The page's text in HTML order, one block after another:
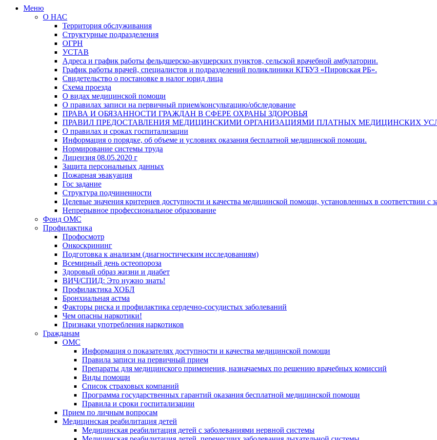
Меню
О НАС
Территория обслуживания
Структурные подразделения
ОГРН
УСТАВ
Адреса и график работы фельдшерско-акушерских пунктов, сельской врачебной амбулатории.
График работы врачей, специалистов и подразделений поликлиники КГБУЗ «Пировская РБ».
Свидетельство о постановке в налог юрид лица
Схема проезда
О видах медицинской помощи
О правилах записи на первичный прием/консультацию/обследование
ПРАВА И ОБЯЗАННОСТИ ГРАЖДАН В СФЕРЕ ОХРАНЫ ЗДОРОВЬЯ
ПРАВИЛ ПРЕДОСТАВЛЕНИЯ МЕДИЦИНСКИМИ ОРГАНИЗАЦИЯМИ ПЛАТНЫХ МЕДИЦИНСКИХ
О правилах и сроках госпитализации
Информация о порядке, об объеме и условиях оказания бесплатной медицинской помощи.
Нормирование системы труда
Лицензия 08.05.2020 г
Защита персональных данных
Пожарная эвакуация
Гос задание
Структура подчиненности
Целевые значения критериев доступности и качества медицинской помощи, установленных в соответствии с
Непрерывное профессиональное образование
Фонд ОМС
Профилактика
Профосмотр
Онкоскрининг
Подготовка к анализам (диагностическим исследованиям)
Всемирный день остеопороза
Здоровый образ жизни и диабет
ВИЧ/СПИД: Это нужно знать!
Профилактика ХОБЛ
Бронхиальная астма
Факторы риска и профилактика сердечно-сосудистых заболеваний
Чем опасны наркотики!
Признаки употребления наркотиков
Гражданам
ОМС
Информация о показателях доступности и качества медицинской помощи
Правила записи на первичный прием
Препараты для медицинского применения, назначаемых по решению врачебных комиссий
Виды помощи
Список страховых компаний
Программа государственных гарантий оказания бесплатной медицинской помощи
Правила и сроки госпитализации
Прием по личным вопросам
Медицинская реабилитация детей
Медицинская реабилитация детей с заболеваниями нервной системы